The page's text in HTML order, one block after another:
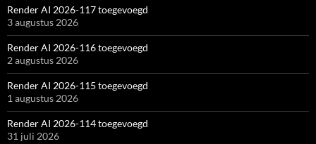
Render AI 2026-117 toegevoegd
3 augustus 2026
Render AI 2026-116 toegevoegd
2 augustus 2026
Render AI 2026-115 toegevoegd
1 augustus 2026
Render AI 2026-114 toegevoegd
31 juli 2026